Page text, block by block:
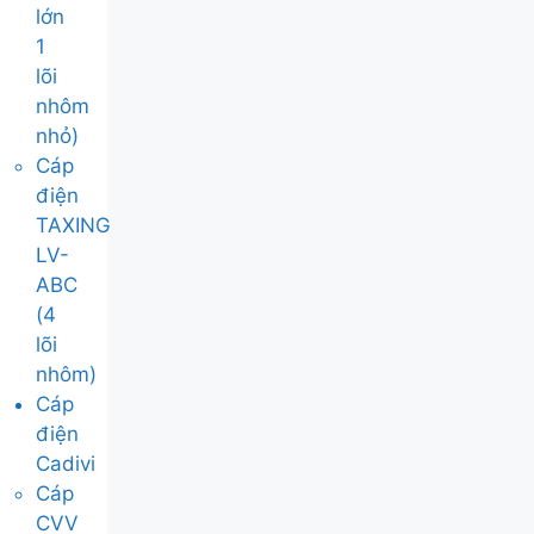
lớn
1
lõi
nhôm
nhỏ)
Cáp
điện
TAXING
LV-
ABC
(4
lõi
nhôm)
Cáp
điện
Cadivi
Cáp
CVV